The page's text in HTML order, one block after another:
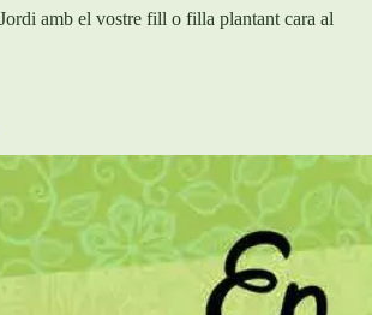
amb el vostre fill o filla plantant cara al